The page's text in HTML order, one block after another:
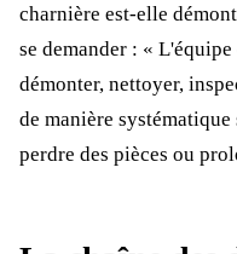
charnière est-elle
se demander : «
démonter, nettoyer,
de manière
perdre des pièces ou